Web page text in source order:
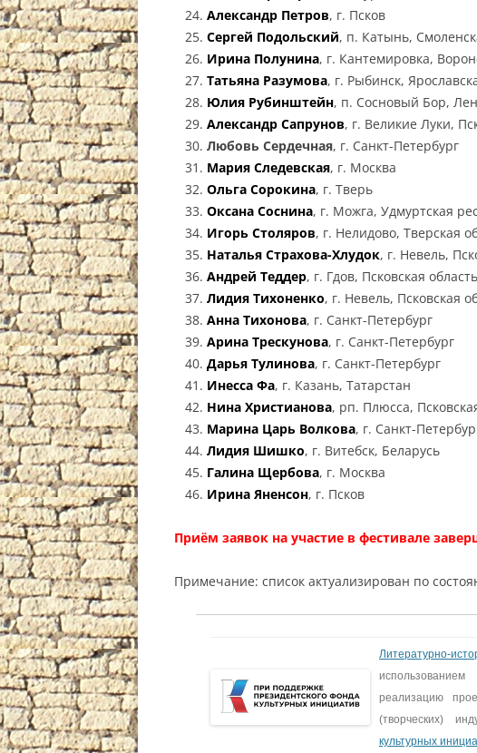
Александр Петров, г. Псков
Сергей Подольский, п. Катынь,
Ирина Полунина, г. Кантемировка,
Татьяна Разумова, г. Рыбинск,
Юлия Рубинштейн, п. Сосновый Бор,
Александр Сапрунов, г. Великие Луки,
Любовь Сердечная, г. Санкт-Петербург
Мария Следевская, г. Москва
Ольга Сорокина, г. Тверь
Оксана Соснина, г. Можга, Удмуртская
Игорь Столяров, г. Нелидово, Тверская
Наталья Страхова-Хлудок, г. Невель,
Андрей Теддер, г. Гдов, Псковская область
Лидия Тихоненко, г. Невель, Псковская
Анна Тихонова, г. Санкт-Петербург
Арина Трескунова, г. Санкт-Петербург
Дарья Тулинова, г. Санкт-Петербург
Инесса Фа, г. Казань, Татарстан
Нина Христианова, рп. Плюсса,
Марина Царь Волкова, г. Санкт-
Лидия Шишко, г. Витебск, Беларусь
Галина Щербова, г. Москва
Ирина Яненсон, г. Псков
Приём заявок на участие в фестивале
Примечание: список актуализирован по
Литературно-
реализацию
(творческих)
культурных